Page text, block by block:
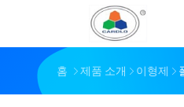
홈 제품 소개 이형제